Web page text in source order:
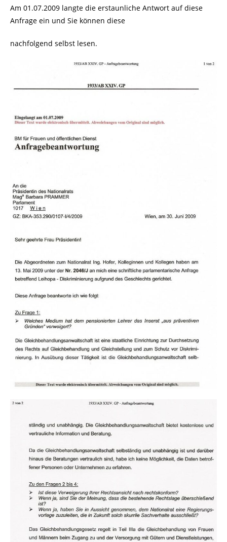
Am 01.07.2009 langte die erstaunliche Antwort auf diese
Anfrage ein und Sie können diese
nachfolgend selbst lesen.